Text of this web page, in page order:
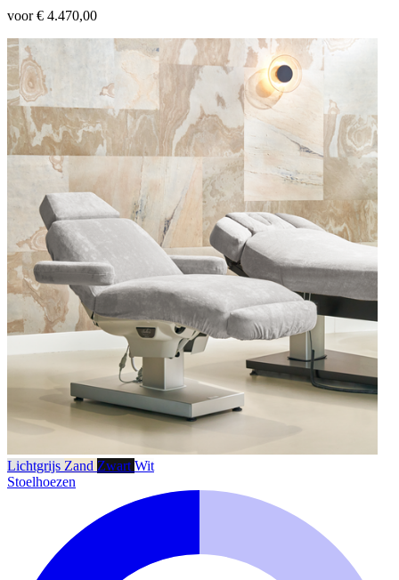
voor € 4.470,00
Lichtgrijs Zand Zwart Wit
Stoelhoezen